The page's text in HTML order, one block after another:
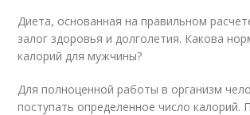
Диета, основанная на правильном
залог здоровья и долголетия. Какова
калорий для мужчины?
Для полноценной работы в организм
поступать определенное число калорий.